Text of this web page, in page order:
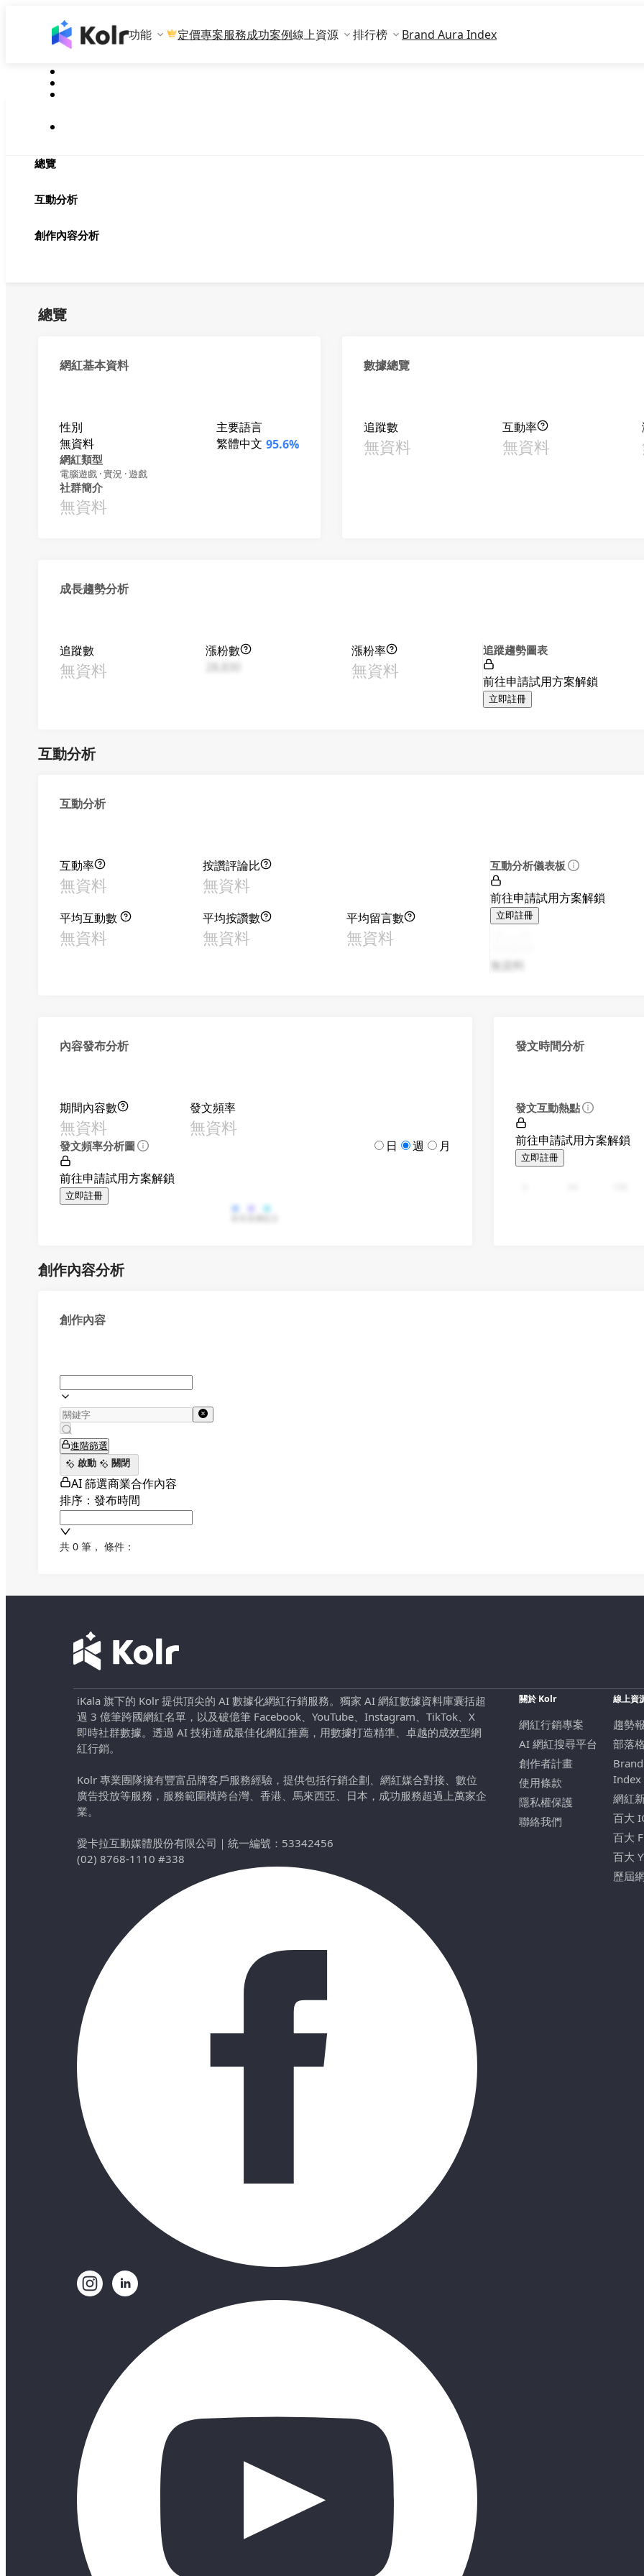
功能 定價專案服務成功案例線上資源 排行榜 Brand Aura Index
總覽
互動分析
創作內容分析
總覽
網紅基本資料
性別
無資料
主要語言
繁體中文 95.6%
網紅類型
電腦遊戲 · 實況 · 遊戲
社群簡介
無資料
數據總覽
追蹤數
無資料
互動率
無資料
成長趨勢分析
追蹤數
無資料
漲粉數
漲粉率
無資料
追蹤趨勢圖表
前往申請試用方案解鎖
立即註冊
互動分析
互動分析
互動率
無資料
按讚評論比
無資料
平均互動數
無資料
平均按讚數
無資料
平均留言數
無資料
互動分析儀表板
前往申請試用方案解鎖
立即註冊
無資料
內容發布分析
期間內容數
無資料
發文頻率
無資料
發文頻率分析圖 日 週 月
前往申請試用方案解鎖
立即註冊
發文時間分析
發文互動熱點
前往申請試用方案解鎖
立即註冊
創作內容分析
創作內容
進階篩選
啟動
關閉
AI 篩選商業合作內容
排序：發布時間
共 0 筆 ， 條件：
iKala 旗下的 Kolr 提供頂尖的 AI 數據化網紅行銷服務。獨家 AI 網紅數據資料庫囊括超
過 3 億筆跨國網紅名單，以及破億筆 Facebook、YouTube、Instagram、TikTok、X
即時社群數據。透過 AI 技術達成最佳化網紅推薦，用數據打造精準、卓越的成效型網
紅行銷。
Kolr 專業團隊擁有豐富品牌客戶服務經驗，提供包括行銷企劃、網紅媒合對接、數位
廣告投放等服務，服務範圍橫跨台灣、香港、馬來西亞、日本，成功服務超過上萬家企
業。
愛卡拉互動媒體股份有限公司 ｜ 統一編號：53342456
(02) 8768-1110 #338
關於 Kolr
網紅行銷專案
AI 網紅搜尋平台
創作者計畫
使用條款
隱私權保護
聯絡我們
線上資
趨勢
部落格
Index
網紅
百大
百大
百大
歷屆